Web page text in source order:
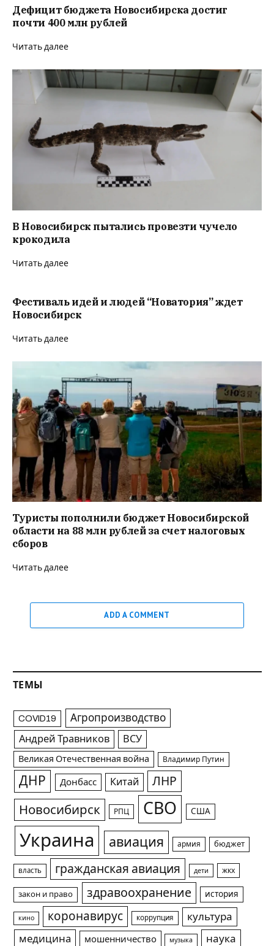
Дефицит бюджета Новосибирска достиг
почти 400 млн рублей
Читать далее
В Новосибирск пытались провезти чучело
крокодила
Читать далее
Фестиваль идей и людей “Новатория” ждет
Новосибирск
Читать далее
Туристы пополнили бюджет Новосибирской
области на 88 млн рублей за счет налоговых
сборов
Читать далее
ADD A COMMENT
ТЕМЫ
COVID19 Агропроизводство
Андрей Травников ВСУ
Великая Отечественная война Владимир Путин
ДНР Донбасс Китай ЛНР
Новосибирск РПЦ СВО США
Украина авиация армия бюджет
власть гражданская авиация дети жкх
закон и право здравоохранение история
кино коронавирус коррупция
культура
медицина
мошенничество музыка
наука